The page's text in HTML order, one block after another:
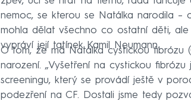
nemoc, se kterou se Natálka narodila –
mohla dělat všechno co ostatní děti, ale
vypráví její tatínek Kamil Neumann.
O tom, že má Natálka cystickou fibrózu
narození. „Vyšetření na cystickou
screeningu, který se provádí ještě v
podezření na CF. Dostali jsme tedy